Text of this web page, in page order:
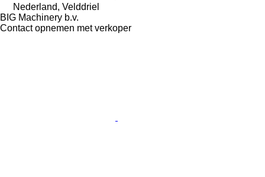
Nederland, Velddriel
BIG Machinery b.v.
Contact opnemen met verkoper